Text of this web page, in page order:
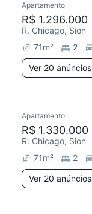
Redecorar
Apartamento
R$ 1.296.000
R. Chicago, Sion
71m² 2
Ver 20 anúncios
Redecorar
Apartamento
R$ 1.330.000
R. Chicago, Sion
71m² 2
Ver 20 anúncios